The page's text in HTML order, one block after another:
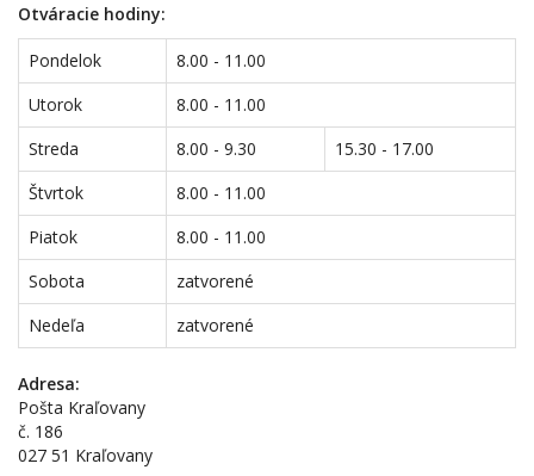
Otváracie hodiny:
Pondelok
8.00 - 11.00
Utorok
8.00 - 11.00
Streda
8.00 - 9.30
15.30 - 17.00
Štvrtok
8.00 - 11.00
Piatok
8.00 - 11.00
Sobota
zatvorené
Nedeľa
zatvorené
Adresa:
Pošta Kraľovany
č. 186
027 51 Kraľovany